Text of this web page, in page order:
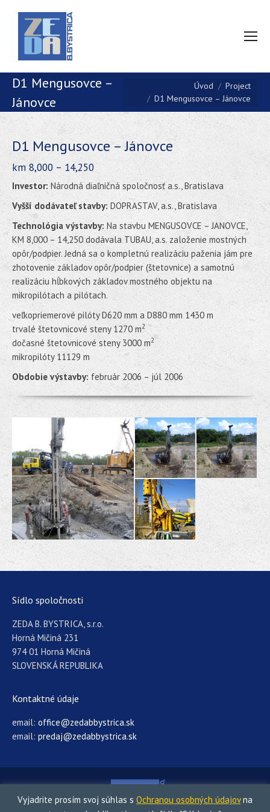
D1 Mengusovce –
Jánovce
Úvod
Project
D1 Mengusovce – Jánovce
D1 Mengusovce – Jánovce
km 8,000 – 14,250
Investor: Národná diaľničná spoločnosť a.s., Bratislava
Vyšší dodávateľ stavby: DOPRASTAV, a.s., Bratislava
Technológia výstavby:Na stavbu MENGUSOVCE – JANOVCE,
KM 8,000 – 14,250 dodávala TUBAU, a.s. založenie mostných
opôr/podpier. Jedná sa o kompletnú realizáciu paženia jám pre
zhotovenie základov opôr/podpier (štetovnice) a samotnú
realizáciu hĺbkových základov mostného objektu na
mikropilótach a pilótach.
veľkopriemerové pilóty D620 mm a D880 mm 1430 m
trvalé štetovnicové steny 1270 m2
dočasné štetovnicové steny 3000 m2
mikropilóty 11129 m
Obdobie výstavby: február 2006 – júl 2006
Sídlo spoločnosti
ZEDA B. BYSTRICA, s.r.o.
Horná Mičiná 231
974 01 Horná Mičiná
SLOVENSKÁ REPUBLIKA
Kontaktné údaje
email: office@zedabbystrica.sk
email: predaj@zedabbystrica.sk
Vyjadrite prosím svoj súhlas s Ochranou osobných údajovna